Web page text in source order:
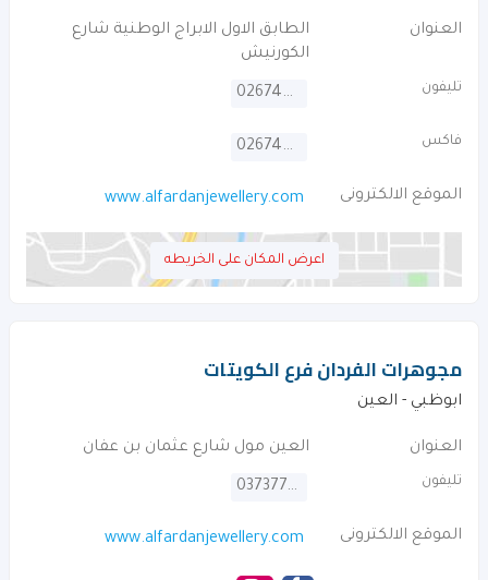
العنوان
الطابق الاول الابراج الوطنية شارع
الكورنيش
تليفون 026745000
فاكس 026740005
الموقع الالكترونى www.alfardanjewellery.com
اعرض المكان على الخريطه
مجوهرات الفردان فرع الكويتات
ابوظبي - العين
العنوان العين مول شارع عثمان بن عفان
تليفون 037377471
الموقع الالكترونى www.alfardanjewellery.com